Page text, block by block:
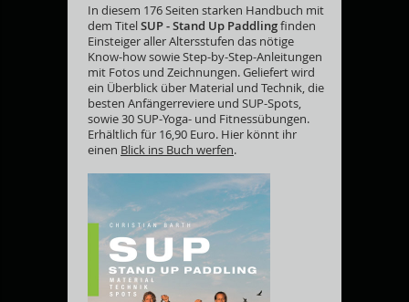
In diesem 176 Seiten starken Handbuch mit
dem TitelSUP - Stand Up Paddlingfinden
Einsteiger aller Altersstufen das nötige
Know-how sowie Step-by-Step-Anleitungen
mit Fotos und Zeichnungen. Geliefert wird
ein Überblick über Material und Technik, die
besten Anfängerreviere und SUP-Spots,
sowie 30 SUP-Yoga- und Fitnessübungen.
Erhältlich für 16,90 Euro. Hier könnt ihr
einen Blick ins Buch werfen.